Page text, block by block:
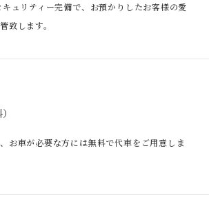
ュリティー完備で、お預かりしたお客様の愛
致します。
お車が必要な方には無料で代車をご用意しま